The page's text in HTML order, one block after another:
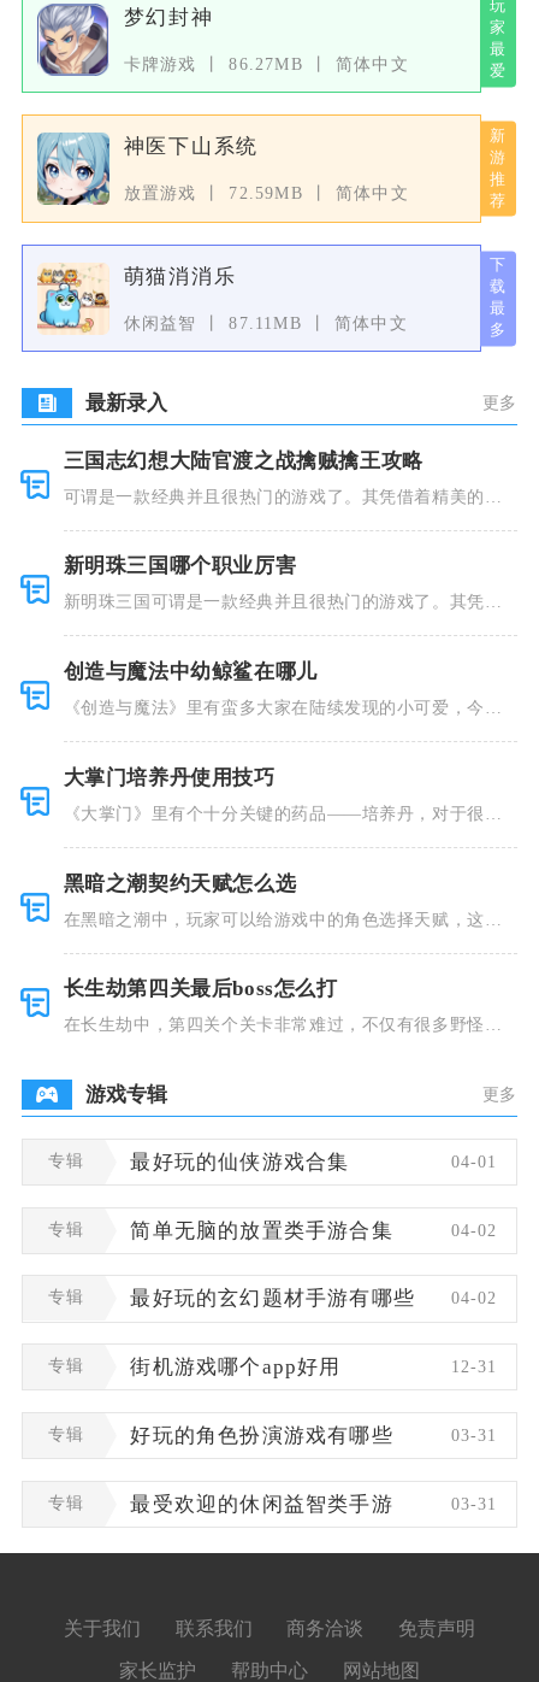
梦幻封神
卡牌游戏 86.27MB 简体中文
神医下山系统
放置游戏 72.59MB 简体中文
萌猫消消乐
休闲益智 87.11MB 简体中文
最新录入 更多
三国志幻想大陆官渡之战擒贼擒王攻略
可谓是一款经典并且很热门的游戏了。其凭借着精美的画
新明珠三国哪个职业厉害
新明珠三国可谓是一款经典并且很热门的游戏了。其凭借
创造与魔法中幼鲸鲨在哪儿
《创造与魔法》里有蛮多大家在陆续发现的小可爱，今天
大掌门培养丹使用技巧
《大掌门》里有个十分关键的药品——培养丹，对于很多
黑暗之潮契约天赋怎么选
在黑暗之潮中，玩家可以给游戏中的角色选择天赋，这些
长生劫第四关最后boss怎么打
在长生劫中，第四关个关卡非常难过，不仅有很多野怪，
游戏专辑 更多
专辑 最好玩的仙侠游戏合集 04-01
专辑 简单无脑的放置类手游合集 04-02
专辑 最好玩的玄幻题材手游有哪些 04-02
专辑 街机游戏哪个app好用 12-31
专辑 好玩的角色扮演游戏有哪些 03-31
专辑 最受欢迎的休闲益智类手游 03-31
关于我们 联系我们 商务洽谈 免责声明
家长监护 帮助中心 网站地图